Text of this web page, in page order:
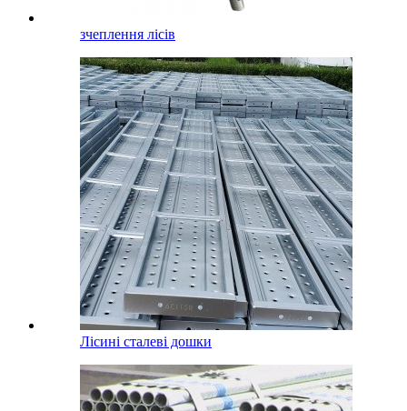
зчеплення лісів
Лісині сталеві дошки